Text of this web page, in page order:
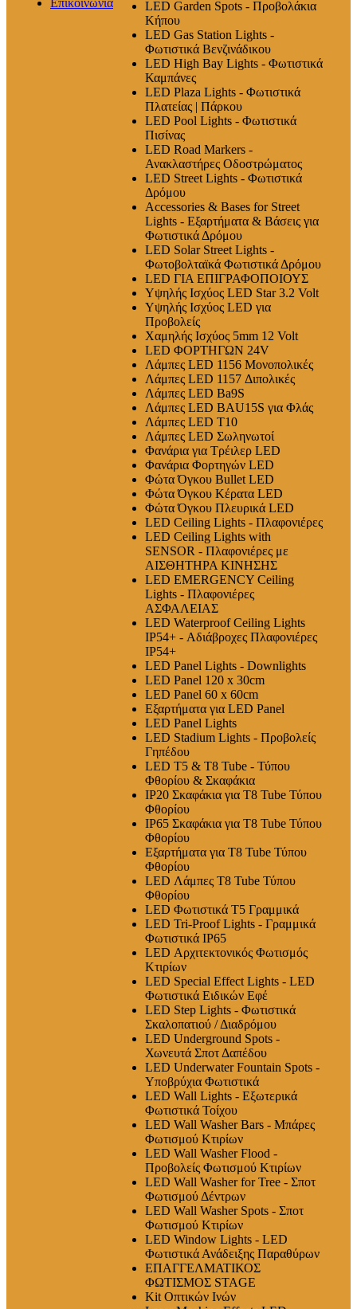
Επικοινωνία
LED Garden Spots - Προβολάκια
Κήπου
LED Gas Station Lights -
Φωτιστικά Βενζινάδικου
LED High Βay Lights - Φωτιστικά
Καμπάνες
LED Plaza Lights - Φωτιστικά
Πλατείας | Πάρκου
LED Pool Lights - Φωτιστικά
Πισίνας
LED Road Markers -
Ανακλαστήρες Οδοστρώματος
LED Street Lights - Φωτιστικά
Δρόμου
Accessories & Bases for Street
Lights - Εξαρτήματα & Βάσεις για
Φωτιστικά Δρόμου
LED Solar Street Lights -
Φωτοβολταϊκά Φωτιστικά Δρόμου
LED ΓΙΑ ΕΠΙΓΡΑΦΟΠΟΙΟΥΣ
Υψηλής Ισχύος LED Star 3.2 Volt
Υψηλής Ισχύος LED για
Προβολείς
Χαμηλής Ισχύος 5mm 12 Volt
LED ΦΟΡΤΗΓΩΝ 24V
Λάμπες LED 1156 Μονοπολικές
Λάμπες LED 1157 Διπολικές
Λάμπες LED Ba9S
Λάμπες LED BAU15S για Φλάς
Λάμπες LED T10
Λάμπες LED Σωληνωτοί
Φανάρια για Τρέιλερ LED
Φανάρια Φορτηγών LED
Φώτα Όγκου Bullet LED
Φώτα Όγκου Κέρατα LED
Φώτα Όγκου Πλευρικά LED
LED Ceiling Lights - Πλαφονιέρες
LED Ceiling Lights with
SENSOR - Πλαφονιέρες με
ΑΙΣΘΗΤΗΡΑ ΚΙΝΗΣΗΣ
LED EMERGENCY Ceiling
Lights - Πλαφονιέρες
ΑΣΦΑΛΕΙΑΣ
LED Waterproof Ceiling Lights
IP54+ - Αδιάβροχες Πλαφονιέρες
IP54+
LED Panel Lights - Downlights
LED Panel 120 x 30cm
LED Panel 60 x 60cm
Εξαρτήματα για LED Panel
LED Panel Lights
LED Stadium Lights - Προβολείς
Γηπέδου
LED T5 & T8 Tube - Τύπου
Φθορίου & Σκαφάκια
IP20 Σκαφάκια για Τ8 Tube Τύπου
Φθορίου
IP65 Σκαφάκια για Τ8 Tube Τύπου
Φθορίου
Εξαρτήματα για T8 Tube Τύπου
Φθορίου
LED Λάμπες Τ8 Tube Τύπου
Φθορίου
LED Φωτιστικά T5 Γραμμικά
LED Tri-Proof Lights - Γραμμικά
Φωτιστικά IP65
LED Αρχιτεκτονικός Φωτισμός
Κτιρίων
LED Special Effect Lights - LED
Φωτιστικά Ειδικών Εφέ
LED Step Lights - Φωτιστικά
Σκαλοπατιού / Διαδρόμου
LED Underground Spots -
Χωνευτά Σποτ Δαπέδου
LED Underwater Fountain Spots -
Υποβρύχια Φωτιστικά
LED Wall Lights - Εξωτερικά
Φωτιστικά Τοίχου
LED Wall Washer Bars - Μπάρες
Φωτισμού Κτιρίων
LED Wall Washer Flood -
Προβολείς Φωτισμού Κτιρίων
LED Wall Washer for Tree - Σποτ
Φωτισμού Δέντρων
LED Wall Washer Spots - Σποτ
Φωτισμού Κτιρίων
LED Window Lights - LED
Φωτιστικά Ανάδειξης Παραθύρων
ΕΠΑΓΓΕΛΜΑΤΙΚΟΣ
ΦΩΤΙΣΜΟΣ STAGE
Kit Οπτικών Ινών